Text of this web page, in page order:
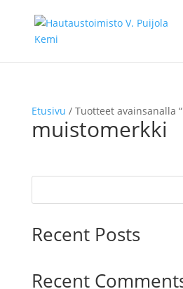
Etusivu / Tuotteet avainsanalla
muistomerkki
Recent Posts
Recent